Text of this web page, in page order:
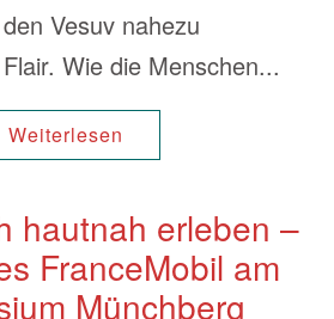
Vesuv nahezu
Wie die Menschen...
Weiterlesen
hautnah erleben –
FranceMobil am
Münchberg